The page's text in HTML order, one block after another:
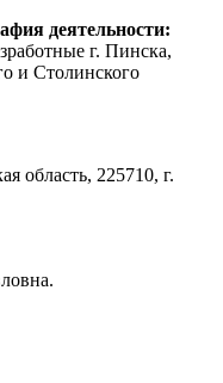
деятельности:
г. Пинска,
и Столинского
область, 225710, г.